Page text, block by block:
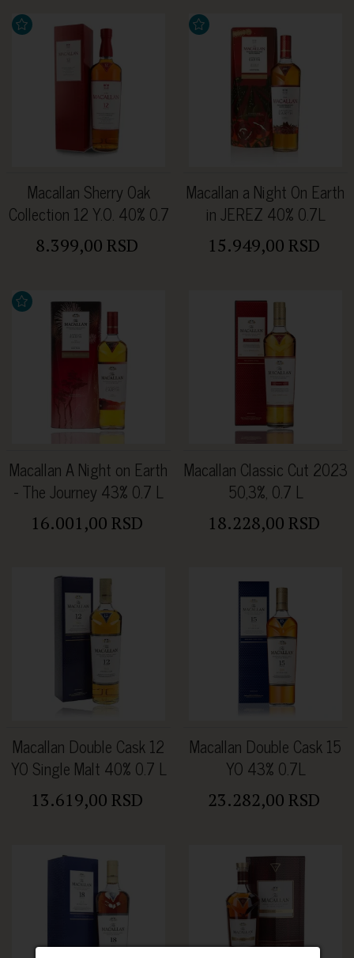
Macallan Sherry Oak
Collection 12 Y.O. 40% 0.7
L
8.399,00 RSD
Macallan a Night On Earth
in JEREZ 40% 0.7L
15.949,00 RSD
Macallan A Night on Earth
- The Journey 43% 0.7 L
16.001,00 RSD
Macallan Classic Cut 2023
50,3%, 0.7 L
18.228,00 RSD
Macallan Double Cask 12
YO Single Malt 40% 0.7 L
13.619,00 RSD
Macallan Double Cask 15
YO 43% 0.7L
23.282,00 RSD